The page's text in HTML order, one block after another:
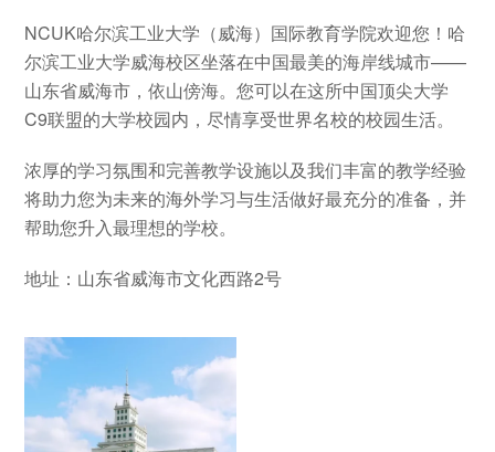
NCUK哈尔滨工业大学（威海）国际教育学院欢迎您！哈
尔滨工业大学威海校区坐落在中国最美的海岸线城市——
山东省威海市，依山傍海。您可以在这所中国顶尖大学
C9联盟的大学校园内，尽情享受世界名校的校园生活。
浓厚的学习氛围和完善教学设施以及我们丰富的教学经验
将助力您为未来的海外学习与生活做好最充分的准备，并
帮助您升入最理想的学校。
地址：山东省威海市文化西路2号